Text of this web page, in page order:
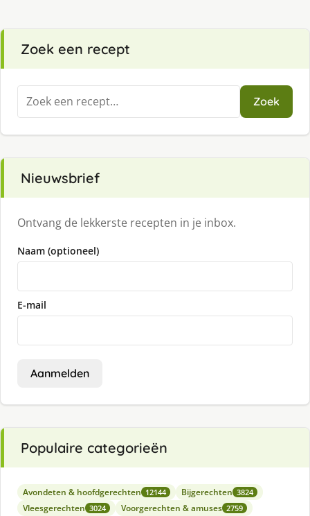
Zoek een recept
Zoeken
naar:
Zoek
Nieuwsbrief
Ontvang de lekkerste recepten in je inbox.
Naam (optioneel)
E-mail
Aanmelden
Populaire categorieën
Avondeten & hoofdgerechten 12144 Bijgerechten 3824
Vleesgerechten 3024 Voorgerechten & amuses 2759